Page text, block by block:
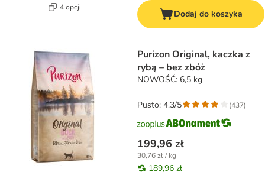
4 opcji
Dodaj do koszyka
Purizon Original, kaczka z
rybą – bez zbóż
NOWOŚĆ: 6,5 kg
199,96 zł
30,76 zł / kg
189,96 zł
Pusto: 4.3/5 (437)